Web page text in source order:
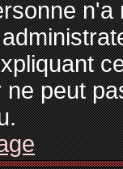
peut